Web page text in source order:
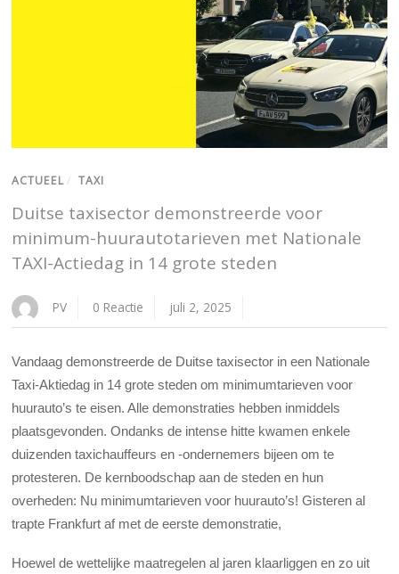
ACTUEEL / TAXI
Duitse taxisector demonstreerde voor
minimum-huurautotarieven met Nationale
TAXI-Actiedag in 14 grote steden
PV 0 Reactie juli 2, 2025
Vandaag demonstreerde de Duitse taxisector in een Nationale
Taxi-Aktiedag in 14 grote steden om minimumtarieven voor
huurauto’s te eisen. Alle demonstraties hebben inmiddels
plaatsgevonden. Ondanks de intense hitte kwamen enkele
duizenden taxichauffeurs en -ondernemers bijeen om te
protesteren. De kernboodschap aan de steden en hun
overheden: Nu minimumtarieven voor huurauto’s! Gisteren al
trapte Frankfurt af met de eerste demonstratie,
Hoewel de wettelijke maatregelen al jaren klaarliggen en zo uit